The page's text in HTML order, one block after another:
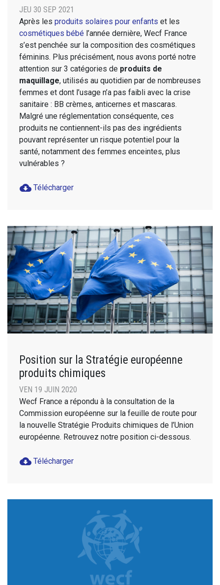
JEU 30 SEP 2021
Après les produits solaires pour enfants et les
cosmétiques bébé l’année dernière, Wecf France
s’est penchée sur la composition des cosmétiques
féminins. Plus précisément, nous avons porté notre
attention sur 3 catégories de produits de
maquillage, utilisés au quotidien par de nombreuses
femmes et dont l’usage n’a pas faibli avec la crise
sanitaire : BB crèmes, anticernes et mascaras.
Malgré une réglementation conséquente, ces
produits ne contiennent-ils pas des ingrédients
pouvant représenter un risque potentiel pour la
santé, notamment des femmes enceintes, plus
vulnérables ?
cloud_download Télécharger
Position sur la Stratégie européenne
produits chimiques
VEN 19 JUIN 2020
Wecf France a répondu à la consultation de la
Commission européenne sur la feuille de route pour
la nouvelle Stratégie Produits chimiques de l’Union
européenne. Retrouvez notre position ci-dessous.
cloud_download Télécharger